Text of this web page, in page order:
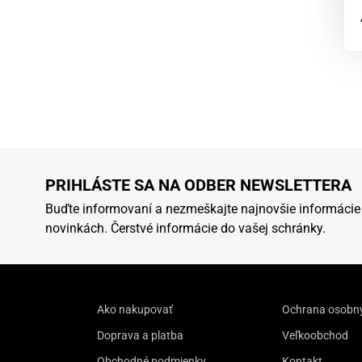
PRIHLÁSTE SA NA ODBER NEWSLETTERA
Buďte informovaní a nezmeškajte najnovšie
novinkách. Čerstvé informácie do vašej schránky.
Ako nakupovať
Doprava a platba
Ochrana
Veľkoobchod